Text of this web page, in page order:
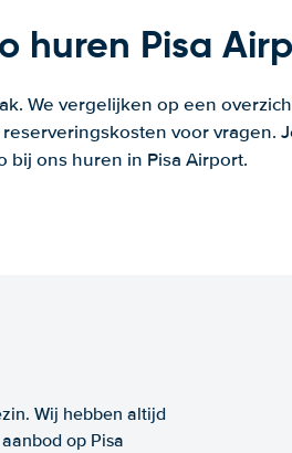
huren Pisa
We vergelijken op een
voor vragen.
bij ons huren in Pisa Airport.
Wij hebben altijd
op Pisa